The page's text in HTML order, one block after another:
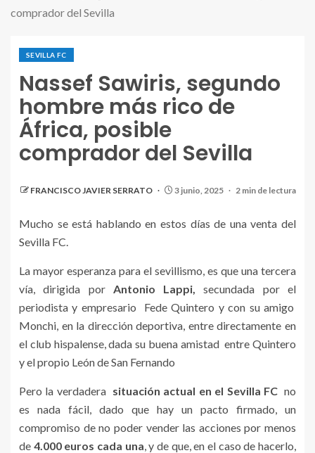
comprador del Sevilla
SEVILLA FC
Nassef Sawiris, segundo
hombre más rico de
África, posible
comprador del Sevilla
FRANCISCO JAVIER SERRATO 3 junio, 2025 2 min de lectura
Mucho se está hablando en estos días de una venta del
Sevilla FC.
La mayor esperanza para el sevillismo, es que una tercera
vía, dirigida por Antonio Lappi, secundada por el
periodista y empresario Fede Quintero y con su amigo
Monchi, en la dirección deportiva, entre directamente en
el club hispalense, dada su buena amistad entre Quintero
y el propio León de San Fernando
Pero la verdadera situación actual en el Sevilla FC no
es nada fácil, dado que hay un pacto firmado, un
compromiso de no poder vender las acciones por menos
de 4.000 euros cada una, y de que, en el caso de hacerlo,